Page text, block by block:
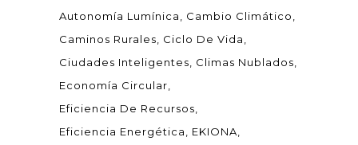
Autonomía Lumínica
Cambio Climático
Caminos Rurales
Ciclo De Vida
Ciudades Inteligentes
Climas Nublados
Economía Circular
Eficiencia De Recursos
Eficiencia Energética
EKIONA